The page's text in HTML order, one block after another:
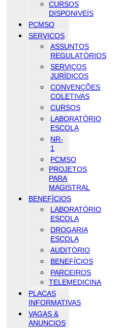
CURSOS
DISPONIVEÍS
PCMSO
SERVICOS
ASSUNTOS
REGULATÓRIOS
SERVIÇOS
JURÍDICOS
CONVENÇÕES
COLETIVAS
CURSOS
LABORATÓRIO
ESCOLA
NR-
1
PCMSO
PROJETOS
PARA
MAGISTRAL
BENEFÍCIOS
LABORATÓRIO
ESCOLA
DROGARIA
ESCOLA
AUDITÓRIO
BENEFÍCIOS
PARCEIROS
TELEMEDICINA
PLACAS
INFORMATIVAS
VAGAS &
ANUNCIOS